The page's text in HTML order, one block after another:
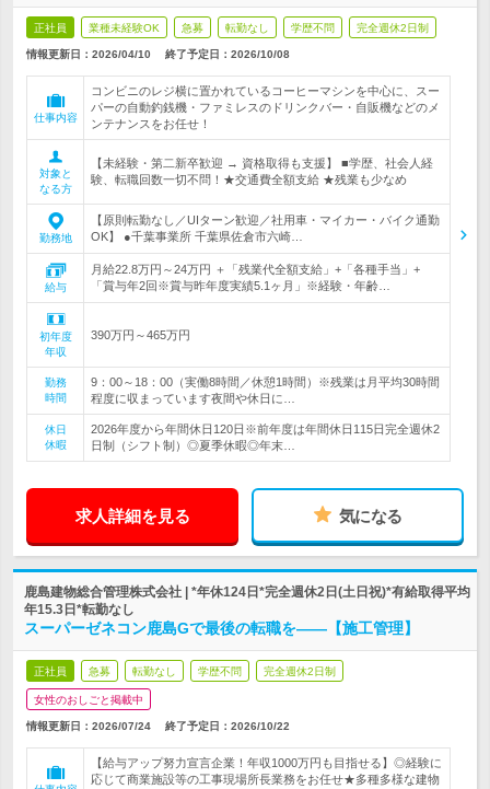
正社員 業種未経験OK 急募 転勤なし 学歴不問 完全週休2日制
情報更新日：2026/04/10 終了予定日： 2026/10/08
仕事内容
コンビニのレジ横に置かれているコーヒーマシンを中心に、スー
パーの自動釣銭機・ファミレスのドリンクバー・自販機などのメ
ンテナンスをお任せ！
対象と
なる方
【未経験・第二新卒歓迎 → 資格取得も支援】 ■学歴、社会人経
験、転職回数一切不問！★交通費全額支給 ★残業も少なめ
勤務地
【原則転勤なし／UIターン歓迎／社用車・マイカー・バイク通勤
OK】 ●千葉事業所 千葉県佐倉市六崎…
給与
月給22.8万円～24万円 ＋「残業代全額支給」+「各種手当」+
「賞与年2回※賞与昨年度実績5.1ヶ月」※経験・年齢…
初年度
年収
390万円～465万円
勤務
時間
9：00～18：00（実働8時間／休憩1時間）※残業は月平均30時間
程度に収まっています夜間や休日に…
休日
休暇
2026年度から年間休日120日※前年度は年間休日115日完全週休2
日制（シフト制）◎夏季休暇◎年末…
求人詳細を見る 気になる
鹿島建物総合管理株式会社 | *年休124日*完全週休2日(土日祝)*有給取得平均
年15.3日*転勤なし
スーパーゼネコン鹿島Gで最後の転職を――【施工管理】
正社員 急募 転勤なし 学歴不問 完全週休2日制
女性のおしごと掲載中
情報更新日：2026/07/24 終了予定日： 2026/10/22
【給与アップ努力宣言企業！年収1000万円も目指せる】◎経験に
応じて商業施設等の工事現場所長業務をお任せ★多種多様な建物